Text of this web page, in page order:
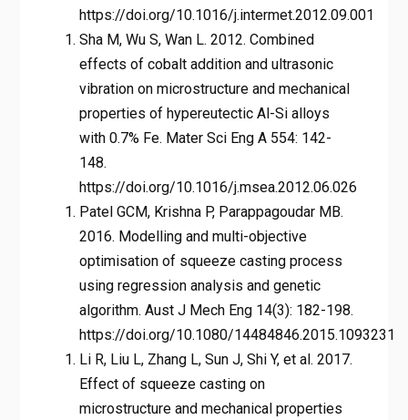
https://doi.org/10.1016/j.intermet.2012.09.001
Sha M, Wu S, Wan L. 2012. Combined
effects of cobalt addition and ultrasonic
vibration on microstructure and mechanical
properties of hypereutectic Al-Si alloys
with 0.7% Fe. Mater Sci Eng A 554: 142-
148.
https://doi.org/10.1016/j.msea.2012.06.026
Patel GCM, Krishna P, Parappagoudar MB.
2016. Modelling and multi-objective
optimisation of squeeze casting process
using regression analysis and genetic
algorithm. Aust J Mech Eng 14(3): 182-198.
https://doi.org/10.1080/14484846.2015.1093231
Li R, Liu L, Zhang L, Sun J, Shi Y, et al. 2017.
Effect of squeeze casting on
microstructure and mechanical properties